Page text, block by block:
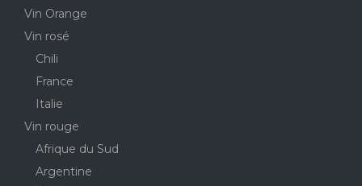
Vin Orange
Vin rosé
Chili
France
Italie
Vin rouge
Afrique du Sud
Argentine